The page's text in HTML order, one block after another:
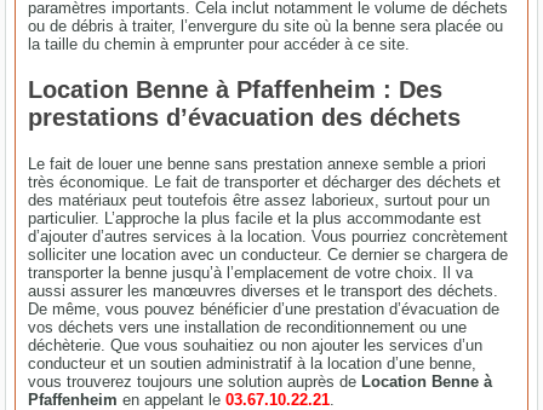
paramètres importants. Cela inclut notamment le volume de déchets
ou de débris à traiter, l’envergure du site où la benne sera placée ou
la taille du chemin à emprunter pour accéder à ce site.
Location Benne à Pfaffenheim : Des
prestations d’évacuation des déchets
Le fait de louer une benne sans prestation annexe semble a priori
très économique. Le fait de transporter et décharger des déchets et
des matériaux peut toutefois être assez laborieux, surtout pour un
particulier. L’approche la plus facile et la plus accommodante est
d’ajouter d’autres services à la location. Vous pourriez concrètement
solliciter une location avec un conducteur. Ce dernier se chargera de
transporter la benne jusqu’à l’emplacement de votre choix. Il va
aussi assurer les manœuvres diverses et le transport des déchets.
De même, vous pouvez bénéficier d’une prestation d’évacuation de
vos déchets vers une installation de reconditionnement ou une
déchèterie. Que vous souhaitiez ou non ajouter les services d’un
conducteur et un soutien administratif à la location d’une benne,
vous trouverez toujours une solution auprès deLocation Benne à
Pfaffenheimen appelant le03.67.10.22.21